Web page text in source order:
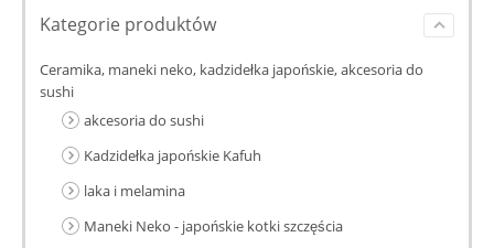
Kategorie produktów
Ceramika, maneki neko, kadzidełka japońskie, akcesoria do
sushi
akcesoria do sushi
Kadzidełka japońskie Kafuh
laka i melamina
Maneki Neko - japońskie kotki szczęścia